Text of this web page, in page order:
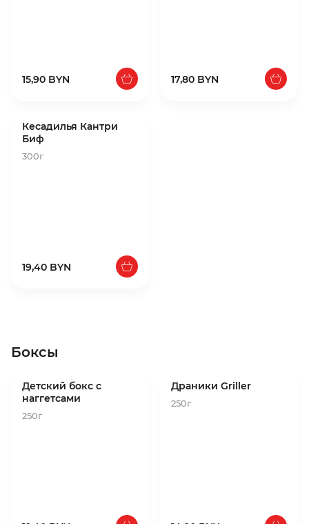
15,90 BYN 17,80 BYN
Кесадилья Кантри
Биф
300г
19,40 BYN
Боксы
Детский бокс с
наггетсами
250г
Драники Griller
250г